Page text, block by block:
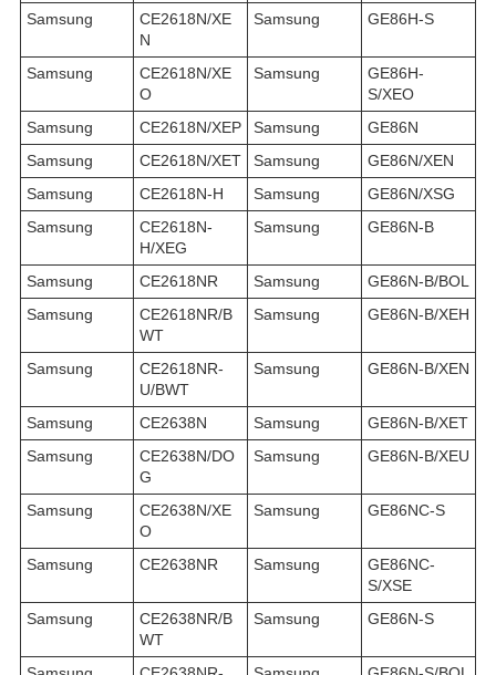
Samsung
CE2618N/XE
N
Samsung GE86H-S
Samsung
CE2618N/XE
O
Samsung
GE86H-
S/XEO
Samsung
CE2618N/XEP Samsung
GE86N
Samsung
CE2618N/XET Samsung
GE86N/XEN
Samsung
CE2618N-H Samsung
GE86N/XSG
Samsung
CE2618N-
H/XEG
Samsung GE86N-B
Samsung CE2618NR Samsung
GE86N-B/BOL
Samsung
CE2618NR/B
WT
Samsung GE86N-B/XEH
Samsung
CE2618NR-
U/BWT
Samsung GE86N-B/XEN
Samsung CE2638N Samsung
GE86N-B/XET
Samsung
CE2638N/DO
G
Samsung GE86N-B/XEU
Samsung
CE2638N/XE
O
Samsung GE86NC-S
Samsung CE2638NR Samsung
GE86NC-
S/XSE
Samsung
CE2638NR/B
WT
Samsung GE86N-S